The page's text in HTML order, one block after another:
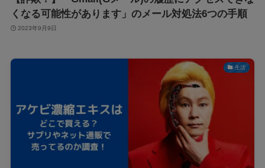
くなる可能性があります」のメール対処法6つの手順
2023年9月9日
生活